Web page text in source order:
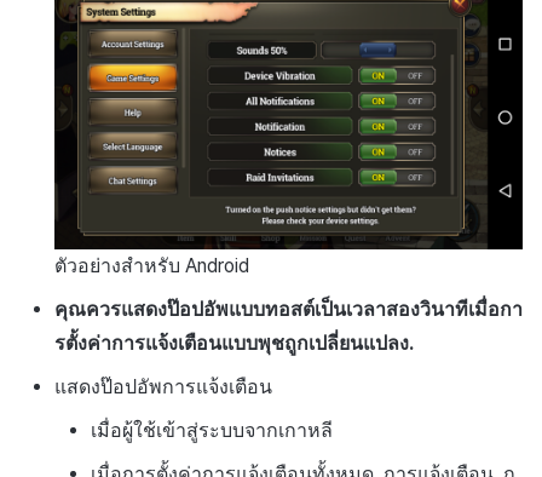
ตัวอย่างสำหรับ Android
คุณควรแสดงป๊อปอัพแบบทอสต์เป็นเวลาสองวินาทีเมื่อกา
รตั้งค่าการแจ้งเตือนแบบพุชถูกเปลี่ยนแปลง.
แสดงป๊อปอัพการแจ้งเตือน
เมื่อผู้ใช้เข้าสู่ระบบจากเกาหลี